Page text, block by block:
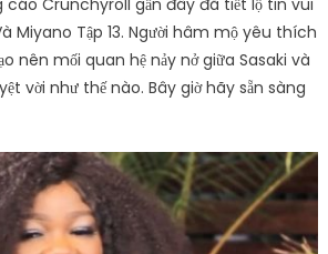
Miyano Tập 13. Người hâm mộ yêu thích
nên mối quan hệ nảy nở giữa Sasaki và
vời như thế nào. Bây giờ hãy sẵn sàng